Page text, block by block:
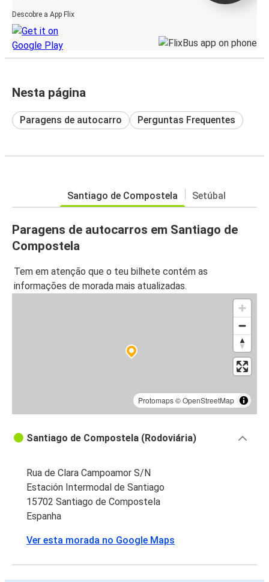
Descobre a App Flix
Nesta página
Paragens de autocarro Perguntas Frequentes
Santiago de Compostela Setúbal
Paragens de autocarros em Santiago de
Compostela
Tem em atenção que o teu bilhete contém as
informações de morada mais atualizadas.
Protomaps©OpenStreetMap
Santiago de Compostela (Rodoviária)
Rua de Clara Campoamor S/N
Estación Intermodal de Santiago
15702 Santiago de Compostela
Espanha
Ver esta morada no Google Maps